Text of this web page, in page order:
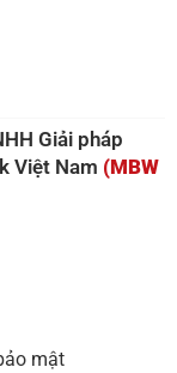
Giải pháp
Việt Nam (MBW
mật